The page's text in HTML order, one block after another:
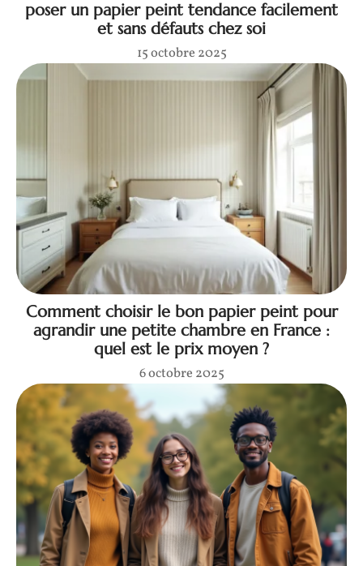
poser un papier peint tendance facilement
et sans défauts chez soi
15 octobre 2025
Comment choisir le bon papier peint pour
agrandir une petite chambre en France :
quel est le prix moyen ?
6 octobre 2025